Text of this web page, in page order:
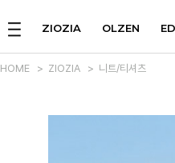
ZIOZIA OLZEN
HOME > ZIOZIA > 니트/티셔츠